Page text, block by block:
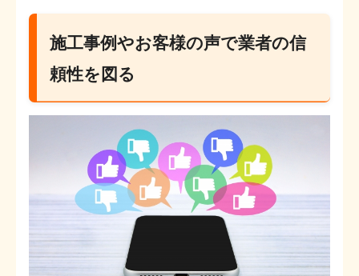
施工事例やお客様の声で業者の信
頼性を図る